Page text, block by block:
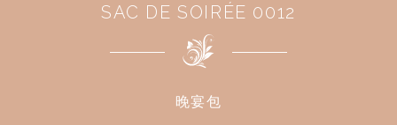
SAC DE SOIRÉE 0012
晚宴包